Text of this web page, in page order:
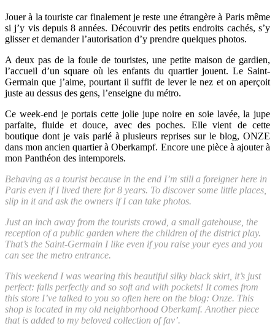
Jouer à la touriste car finalement je reste une étrangère à Paris même
si j’y vis depuis 8 années. Découvrir des petits endroits cachés, s’y
glisser et demander l’autorisation d’y prendre quelques photos.
A deux pas de la foule de touristes, une petite maison de gardien,
l’accueil d’un square où les enfants du quartier jouent. Le Saint-
Germain que j’aime, pourtant il suffit de lever le nez et on aperçoit
juste au dessus des gens, l’enseigne du métro.
Ce week-end je portais cette jolie jupe noire en soie lavée, la jupe
parfaite, fluide et douce, avec des poches. Elle vient de cette
boutique dont je vais parlé à plusieurs reprises sur le blog, ONZE
dans mon ancien quartier à Oberkampf. Encore une pièce à ajouter à
mon Panthéon des intemporels.
Behaving as a tourist because in the end I’m still a foreigner here in
Paris even if I lived there for 8 years. To discover some little places,
slip in it and ask the owners if I can take photos.
Just an inch away from the tourists crowd, a small gatehouse, the
reception of a public garden where the children of the district play.
That’s the Saint-Germain I like even if you raise your eyes and you
can see the metro entrance.
This weekend I was wearing this beautiful silky black skirt, it’s just
perfect: falls perfectly and so soft and with pockets! It comes from
this store I’ve talked to you so often here on the blog: Onze. This
shop is located in my old neighborhood Oberkamf. Another piece
that is added to my beloved collection of fav’.